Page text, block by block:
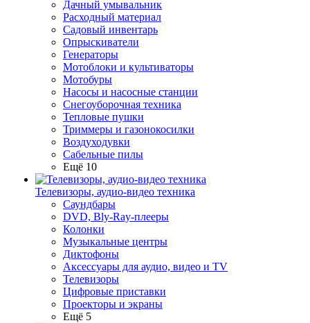
Дачный умывальник
Расходный материал
Садовый инвентарь
Опрыскиватели
Генераторы
Мотоблоки и культиваторы
Мотобуры
Насосы и насосные станции
Снегоуборочная техника
Тепловые пушки
Триммеры и газонокосилки
Воздуходувки
Сабельные пилы
Ещё 10
Телевизоры, аудио-видео техника
Саундбары
DVD, Bly-Ray-плееры
Колонки
Музыкальные центры
Диктофоны
Аксессуары для аудио, видео и TV
Телевизоры
Цифровые приставки
Проекторы и экраны
Ещё 5